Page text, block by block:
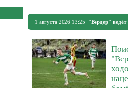
1 августа 2026 13:25 "Вердер"